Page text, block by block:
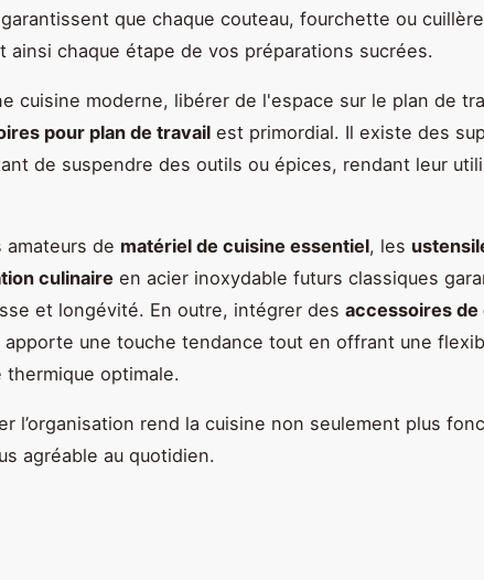
garantissent que chaque couteau, fourchette ou
ainsi chaque étape de vos préparations sucrées.
cuisine moderne, libérer de l'espace sur le plan de
pour plan de travail est primordial. Il existe des
de suspendre des outils ou épices, rendant leur
amateurs de matériel de cuisine essentiel, les
culinaire en acier inoxydable futurs classiques
et longévité. En outre, intégrer des accessoires de
apporte une touche tendance tout en offrant une
thermique optimale.
l’organisation rend la cuisine non seulement plus
agréable au quotidien.